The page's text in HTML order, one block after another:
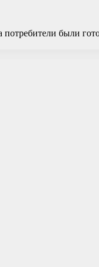
были